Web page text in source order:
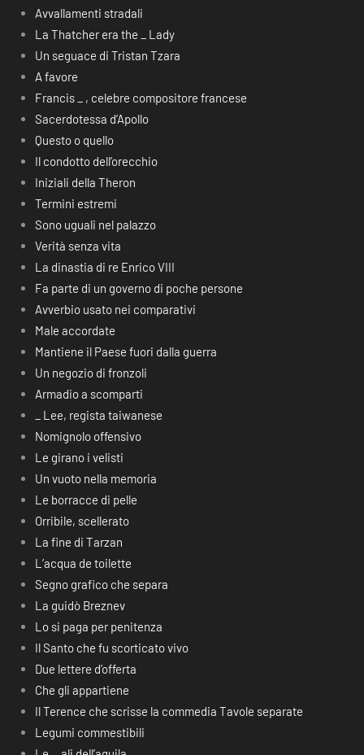
Avvallamenti stradali
La Thatcher era the _ Lady
Un seguace di Tristan Tzara
A favore
Francis _ , celebre compositore francese
Sacerdotessa d’Apollo
Questo o quello
Il condotto dell’orecchio
Iniziali della Theron
Termini estremi
Sono uguali nel palazzo
Verità senza vita
La dinastia di re Enrico VIII
Fa parte di un governo di poche persone
Avverbio usato nei comparativi
Male accordate
Mantiene il Paese fuori dalla guerra
Un negozio di fronzoli
Armadio a scomparti
_ Lee, regista taiwanese
Nomignolo offensivo
Le girano i velisti
Un vuoto nella memoria
Le borracce di pelle
Orribile, scellerato
La fine di Tarzan
L’acqua de toilette
Segno grafico che separa
La guidò Breznev
Lo si paga per penitenza
Il Santo che fu scorticato vivo
Due lettere d’offerta
Che gli appartiene
Il Terence che scrisse la commedia Tavole separate
Legumi commestibili